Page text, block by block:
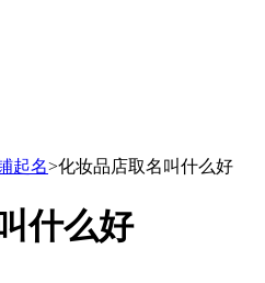
起名>化妆品店取名叫什么好
什么好